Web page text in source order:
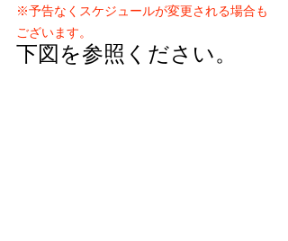
※予告なくスケジュールが変更される場合も
ございます。
下図を参照ください。